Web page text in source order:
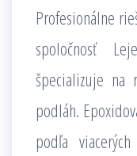
Profesionálne
spoločnosť
špecializuje na
podláh.
podľa